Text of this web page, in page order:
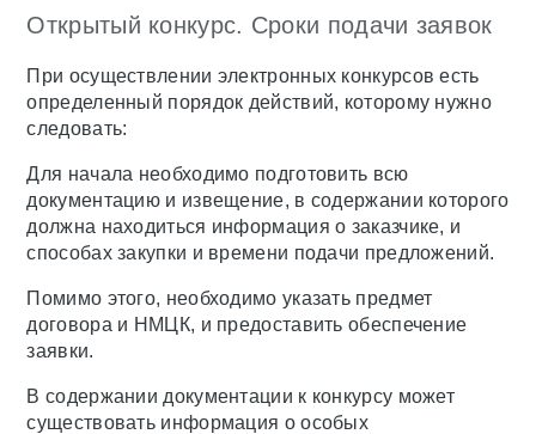
Открытый конкурс. Сроки подачи заявок
При осуществлении электронных конкурсов есть
определенный порядок действий, которому нужно
следовать:
Для начала необходимо подготовить всю
документацию и извещение, в содержании которого
должна находиться информация о заказчике, и
способах закупки и времени подачи предложений.
Помимо этого, необходимо указать предмет
договора и НМЦК, и предоставить обеспечение
заявки.
В содержании документации к конкурсу может
существовать информация о особых